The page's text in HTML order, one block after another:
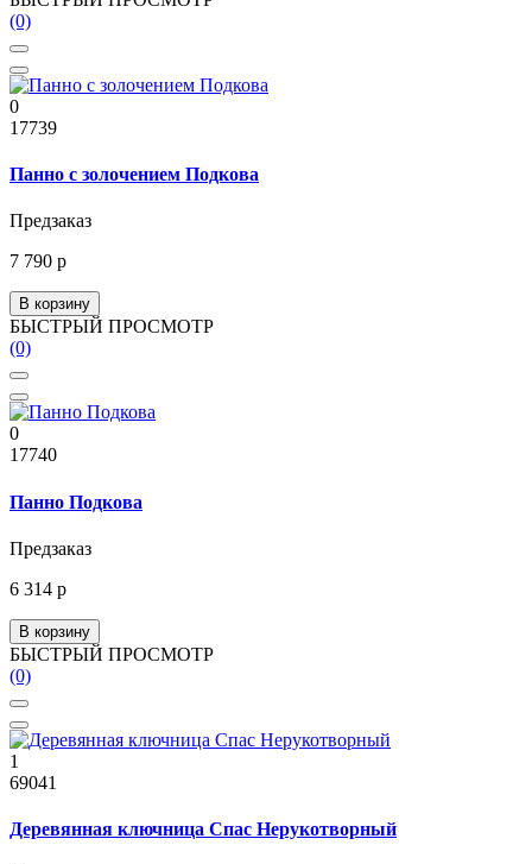
(0)
0
17739
Панно с золочением Подкова
Предзаказ
7 790 р
В корзину
БЫСТРЫЙ ПРОСМОТР
(0)
0
17740
Панно Подкова
Предзаказ
6 314 р
В корзину
БЫСТРЫЙ ПРОСМОТР
(0)
1
69041
Деревянная ключница Спас Нерукотворный